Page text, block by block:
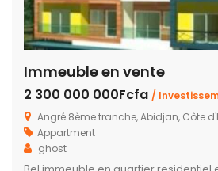
Immeuble en vente
2 300 000 000Fcfa /
Angré 8ème tranche, Abidjan, Côte
Appartment
ghost